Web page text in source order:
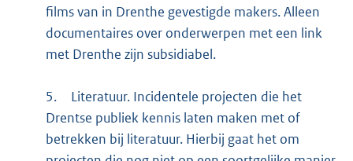
films van in Drenthe gevestigde makers. Alleen
documentaires over onderwerpen met een link
met Drenthe zijn subsidiabel.
5.
Literatuur. Incidentele projecten die het
Drentse publiek kennis laten maken met of
betrekken bij literatuur. Hierbij gaat het om